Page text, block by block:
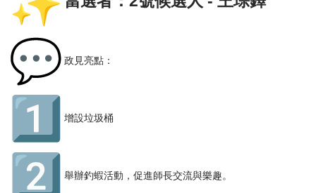
政見亮點：
增設垃圾桶
舉辦釣蝦活動，促進師長交流與樂趣。